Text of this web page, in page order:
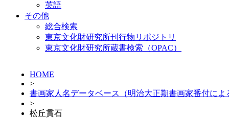
英語
その他
総合検索
東京文化財研究所刊行物リポジトリ
東京文化財研究所蔵書検索（OPAC）
HOME
>
書画家人名データベース（明治大正期書画家番付によ
>
松丘貫石